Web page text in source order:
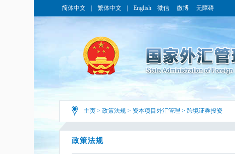
简体中文 繁体中文 English 微信 微博 无障碍
主页 > 政策法规 > 资本项目外汇管理 > 跨境证券投资
政策法规